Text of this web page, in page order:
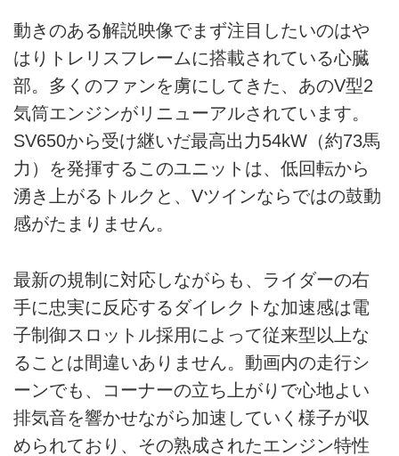
動きのある解説映像でまず注目したいのはや
はりトレリスフレームに搭載されている心臓
部。多くのファンを虜にしてきた、あのV型2
気筒エンジンがリニューアルされています。
SV650から受け継いだ最高出力54kW（約73馬
力）を発揮するこのユニットは、低回転から
湧き上がるトルクと、Vツインならではの鼓動
感がたまりません。
最新の規制に対応しながらも、ライダーの右
手に忠実に反応するダイレクトな加速感は電
子制御スロットル採用によって従来型以上な
ることは間違いありません。動画内の走行シ
ーンでも、コーナーの立ち上がりで心地よい
排気音を響かせながら加速していく様子が収
められており、その熟成されたエンジン特性